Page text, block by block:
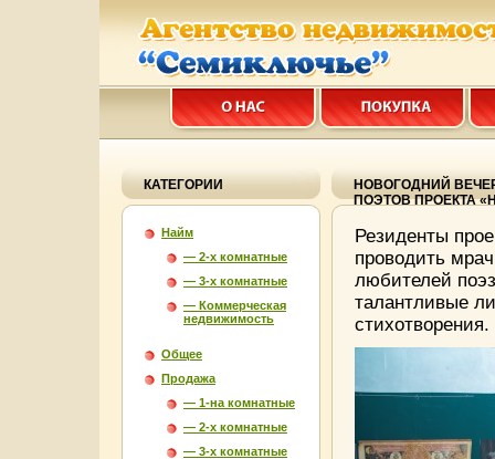
КАТЕГОРИИ
Найм
— 2-х комнатные
— 3-х комнатные
— Коммерческая
недвижимость
Общее
Продажа
— 1-на комнатные
— 2-х комнатные
— 3-х комнатные
НОВОГОДНИЙ
ПОЭТОВ ПРОЕКТА
Резиденты
проводить
любителей
талантливые
стихотворения.